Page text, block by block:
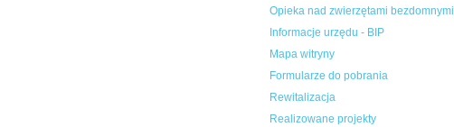
Opieka nad zwierzętami bezdomnymi
Informacje urzędu - BIP
Mapa witryny
Formularze do pobrania
Rewitalizacja
Realizowane projekty